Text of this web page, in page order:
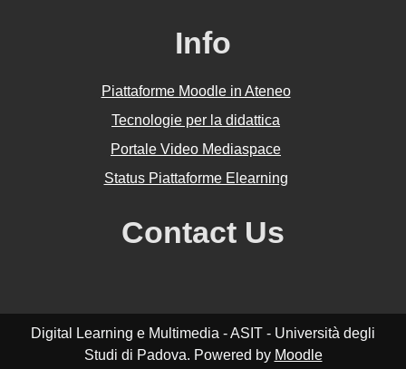
Info
Piattaforme Moodle in Ateneo
Tecnologie per la didattica
Portale Video Mediaspace
Status Piattaforme Elearning
Contact Us
Digital Learning e Multimedia - ASIT - Università degli
Studi di Padova. Powered by Moodle